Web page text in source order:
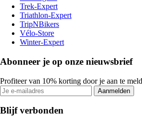
Trek-Expert
Triathlon-Expert
TripNBikers
Vélo-Store
Winter-Expert
Abonneer je op onze nieuwsbrief
Profiteer van 10% korting door je aan te
Aanmelden
Blijf verbonden